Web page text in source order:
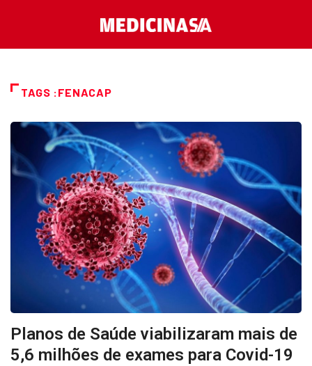
TAGS :FENACAP
Planos de Saúde viabilizaram mais de
5,6 milhões de exames para Covid-19